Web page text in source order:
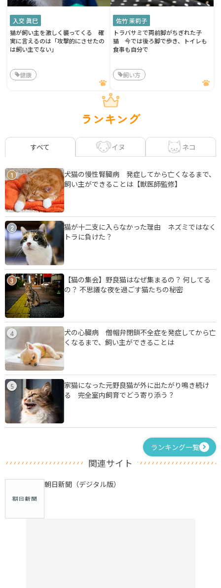
入交 眞巳
猫が飼い主を激しく襲ってくる 確
実に言えるのは「攻撃的にさせたの
は飼い主でない」
健康
佐竹 茉莉子
トラバサミで両前脚がちぎれた子
猫 今では後ろ脚で歩き、トイレも
食事も自分で
飼い方
ランキング
すべて イヌ ネコ
1
犬猫の慢性腎臓病 発症してから亡くなるまで、
飼い主ができることは【獣医師監修】
2
猫が十二支に入らなかった理由 ネズミではなく
トラに負けた？
3
【猫の集会】野良猫はなぜ集まるの？ 何してる
の？ 不思議な夜を過ごす猫たちの秘密
4
犬の心臓病 僧帽弁閉鎖不全症を発症してから亡
くなるまで、飼い主ができることは
5
家猫になった元野良猫が外に出たがり鳴き続け
る 完全室内飼育でどう寄り添う？
ランキング一覧
関連サイト
朝日新聞（デジタル版）